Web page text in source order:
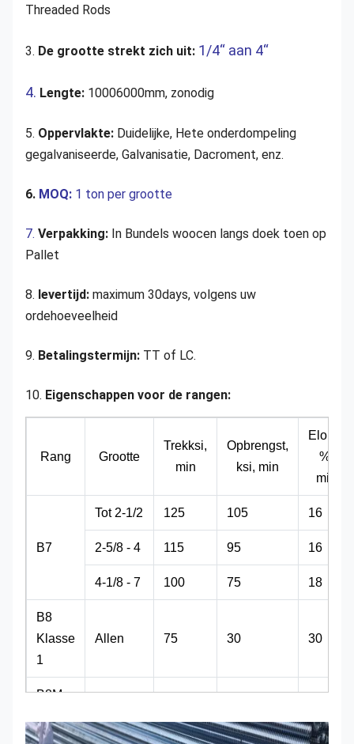
Threaded Rods
3. De grootte strekt zich uit: 1/4“ aan 4“
4. Lengte: 10006000mm, zonodig
5. Oppervlakte: Duidelijke, Hete onderdompeling
gegalvaniseerde, Galvanisatie, Dacroment, enz.
6. MOQ: 1 ton per grootte
7. Verpakking: In Bundels woocen langs doek toen op
Pallet
8. levertijd: maximum 30days, volgens uw
ordehoeveelheid
9. Betalingstermijn: TT of LC.
10. Eigenschappen voor de rangen:
Rang Grootte
Trekksi,
min
Opbrengst,
ksi, min
Elong,
%,
min
B7
Tot 2-1/2 125 105 16
2-5/8 - 4 115 95 16
4-1/8 - 7 100 75 18
B8
Klasse
1
Allen 75 30 30
B8M
1